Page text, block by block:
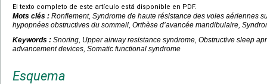
El texto completo de este artículo está disponible en PDF.
Mots clés : Ronflement, Syndrome de haute résistance des voies aériennes
hypopnées obstructives du sommeil, Orthèse d’avancée mandibulaire,
Keywords : Snoring, Upper airway resistance syndrome, Obstructive sleep
advancement devices, Somatic functional syndrome
Esquema